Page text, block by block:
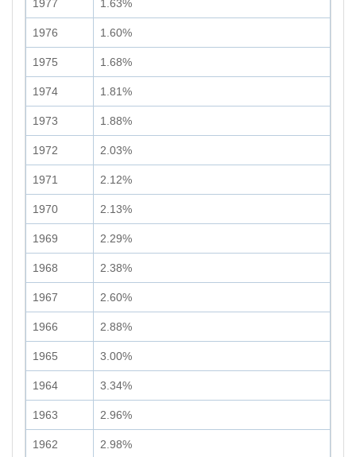
1977 1.63%
1976 1.60%
1975 1.68%
1974 1.81%
1973 1.88%
1972 2.03%
1971 2.12%
1970 2.13%
1969 2.29%
1968 2.38%
1967 2.60%
1966 2.88%
1965 3.00%
1964 3.34%
1963 2.96%
1962 2.98%